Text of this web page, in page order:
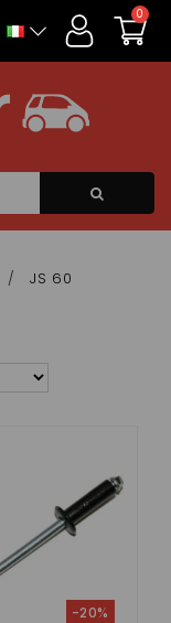
0
JS 60
-20%